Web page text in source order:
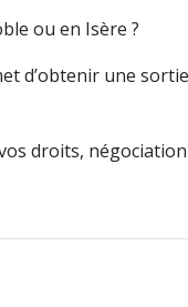
ou en Isère ?
d’obtenir une
droits,